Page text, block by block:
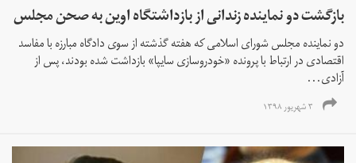
بازگشت دو نماینده زندانی از بازداشتگاه اوین به صحن مجلس
دو نماینده مجلس شورای اسلامی که هفته گذشته از سوی دادگاه مبارزه با مفاسد
اقتصادی در ارتباط با پرونده «خودروسازی سایپا» بازداشت شده بودند، پس از
آزادی...
۳ شهریور ۱۳۹۸